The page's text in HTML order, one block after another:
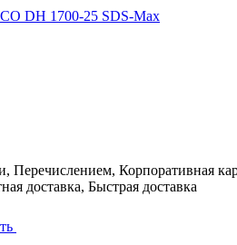
DH 1700-25 SDS-Max
Перечислением, Корпоративная
доставка, Быстрая доставка